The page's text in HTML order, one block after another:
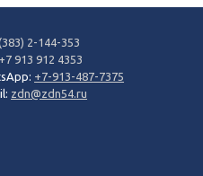
2-144-353
+7 913 912 4353
+7-913-487-7375
zdn@zdn54.ru